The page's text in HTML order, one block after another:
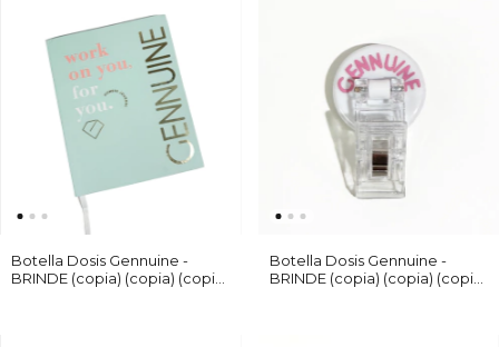
Botella Dosis Gennuine -
BRINDE (copia) (copia) (copia)
Botella Dosis Gennuine -
BRINDE (copia) (copia) (copia)